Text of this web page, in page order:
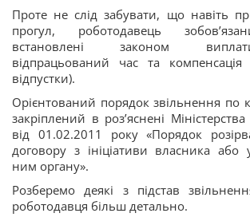
Проте не слід забувати, що навіть
прогул, роботодавець
встановлені законом
відпрацьований час та компенсація
відпустки).
Орієнтований порядок звільнення по
закріплений в роз’яснені
від 01.02.2011 року «Порядок
договору з ініціативи власника або
ним органу».
Розберемо деякі з підстав
роботодавця більш детально.